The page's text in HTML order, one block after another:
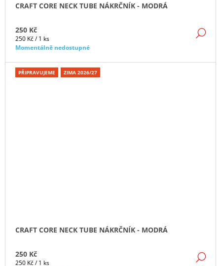
CRAFT CORE NECK TUBE NÁKRČNÍK - MODRÁ
250 Kč
Měrná
cena:
250 Kč / 1 ks
Momentálně nedostupné
PŘIPRAVUJEME ZIMA 2026/27
CRAFT CORE NECK TUBE NÁKRČNÍK - MODRÁ
250 Kč
Měrná
250 Kč / 1 ks